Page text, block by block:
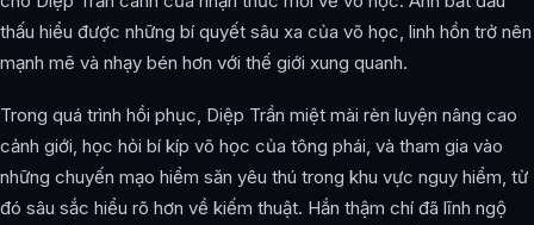
thấu hiểu được những bí quyết sâu xa của võ học, linh hồn trở nên
mạnh mẽ và nhạy bén hơn với thế giới xung quanh.
Trong quá trình hồi phục, Diệp Trần miệt mài rèn luyện nâng cao
cảnh giới, học hỏi bí kíp võ học của tông phái, và tham gia vào
những chuyến mạo hiểm săn yêu thú trong khu vực nguy hiểm, từ
đó sâu sắc hiểu rõ hơn về kiếm thuật. Hắn thậm chí đã lĩnh ngộ